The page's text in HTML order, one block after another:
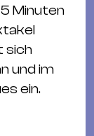
Minuten
sich
und im
ein.